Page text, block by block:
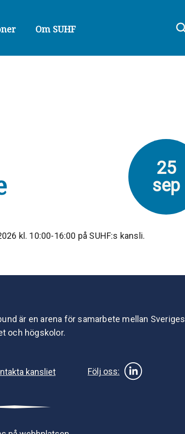
Om SUHF
25
sep
kl. 10:00-16:00 på SUHF:s kansli.
är en arena för samarbete mellan Sveriges
och högskolor.
kansliet Följ oss: